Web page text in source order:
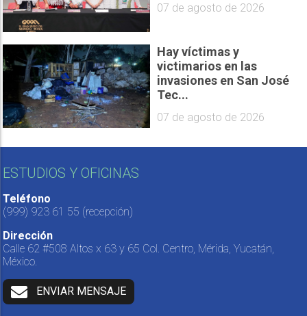
07 de agosto de 2026
Hay víctimas y
victimarios en las
invasiones en San José
Tec...
07 de agosto de 2026
ESTUDIOS Y OFICINAS
Teléfono
(999) 923 61 55 (recepción)
Dirección
Calle 62 #508 Altos x 63 y 65 Col. Centro, Mérida, Yucatán,
México.
ENVIAR MENSAJE